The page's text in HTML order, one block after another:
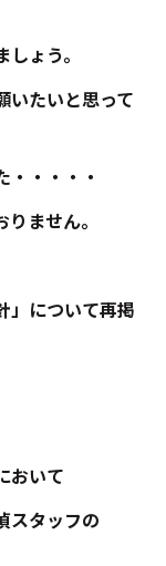
ょう。
いたいと思って
・・・・・
ません。
」について再掲
おいて
スタッフの